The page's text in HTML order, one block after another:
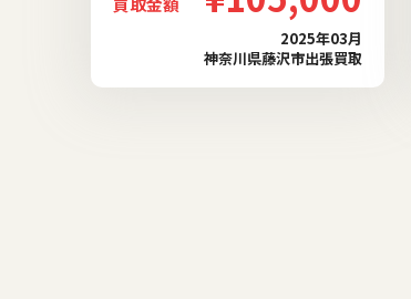
2025年03月
神奈川県藤沢市出張買取